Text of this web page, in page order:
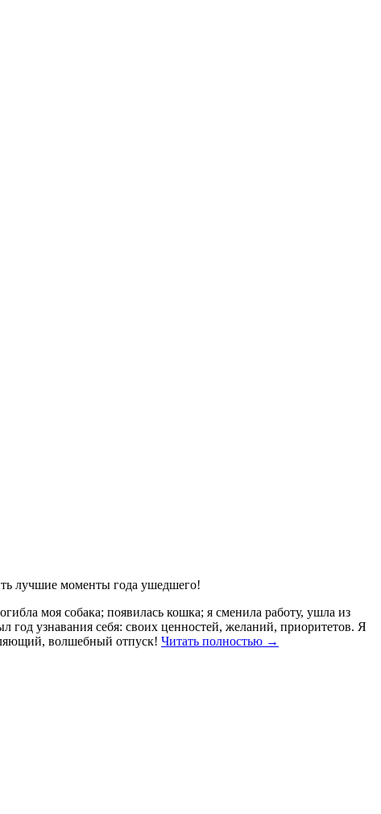
лучшие моменты года ушедшего!
моя собака; появилась кошка; я сменила работу, ушла из
год узнавания себя: своих ценностей, желаний, приоритетов. Я
волшебный отпуск! Читать полностью →